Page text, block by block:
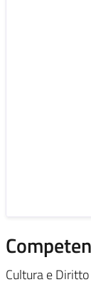
Cultura e